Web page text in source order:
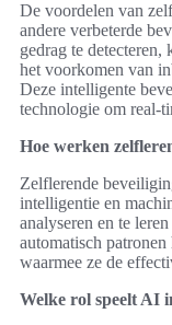
De voordelen van
andere verbeterde
gedrag te
het voorkomen van
Deze intelligente
technologie om real-
Hoe werken
Zelflerende
intelligentie en
analyseren en te
automatisch
waarmee ze de
Welke rol speelt AI